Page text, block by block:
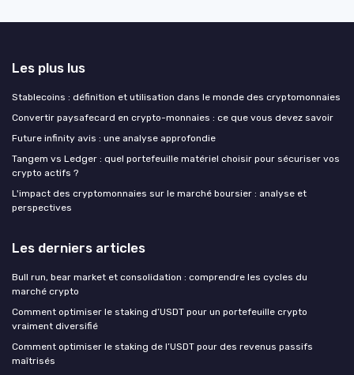
Les plus lus
Stablecoins : définition et utilisation dans le monde des cryptomonnaies
Convertir paysafecard en crypto-monnaies : ce que vous devez savoir
Future infinity avis : une analyse approfondie
Tangem vs Ledger : quel portefeuille matériel choisir pour sécuriser vos
crypto actifs ?
L'impact des cryptomonnaies sur le marché boursier : analyse et
perspectives
Les derniers articles
Bull run, bear market et consolidation : comprendre les cycles du
marché crypto
Comment optimiser le staking d’USDT pour un portefeuille crypto
vraiment diversifié
Comment optimiser le staking de l’USDT pour des revenus passifs
maîtrisés